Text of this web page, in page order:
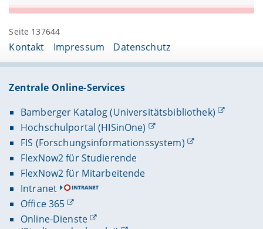
Seite 137644
Kontakt Impressum Datenschutz
Zentrale Online-Services
Bamberger Katalog (Universitätsbibliothek)
Hochschulportal (HISinOne)
FIS (Forschungsinformationssystem)
FlexNow2 für Studierende
FlexNow2 für Mitarbeitende
Intranet
Office 365
Online-Dienste